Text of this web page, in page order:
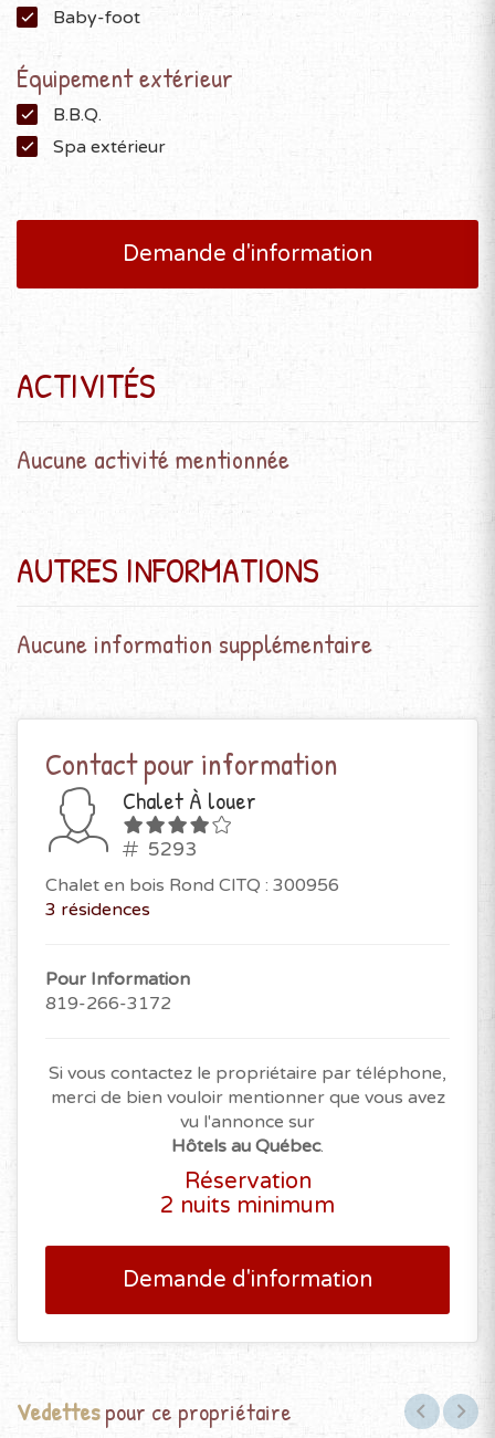
Baby-foot
Équipement extérieur
B.B.Q.
Spa extérieur
Demande d'information
ACTIVITÉS
Aucune activité mentionnée
AUTRES INFORMATIONS
Aucune information supplémentaire
Contact pour information
Chalet À louer
5293
Chalet en bois Rond CITQ : 300956
3 résidences
Pour Information
819-266-3172
Si vous contactez le propriétaire par téléphone,
merci de bien vouloir mentionner que vous avez
vu l'annonce sur
Hôtels au Québec.
Réservation
2 nuits minimum
Demande d'information
Vedettespour ce propriétaire